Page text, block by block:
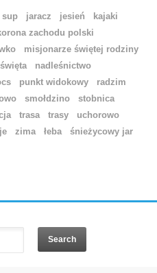
sup jaracz jesień
kajaki
zachodu polski
misjonarze świętej rodziny
nadleśnictwo
punkt widokowy
radzim
smołdzino
stobnica
trasa trasy
uchorowo
zima łeba
śnieżycowy jar